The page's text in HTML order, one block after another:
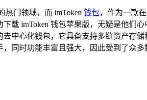
热门领域，而 imToken 钱包，作为一款
载 imToken 钱包苹果版，无疑是他们
中心化钱包，它具备支持多链资产存
同时功能丰富且强大，因此受到了众多